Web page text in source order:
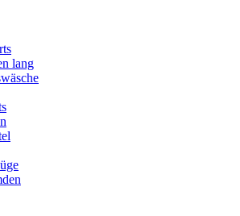
lang